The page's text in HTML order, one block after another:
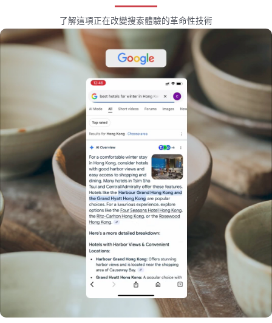
了解這項正在改變搜索體驗的革命性技術